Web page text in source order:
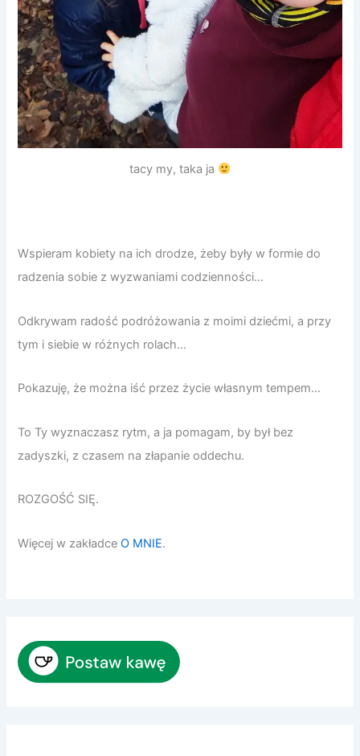
tacy my, taka ja
Wspieram kobiety na ich drodze, żeby były w formie do
radzenia sobie z wyzwaniami codzienności…
Odkrywam radość podróżowania z moimi dziećmi, a przy
tym i siebie w różnych rolach…
Pokazuję, że można iść przez życie własnym tempem…
To Ty wyznaczasz rytm, a ja pomagam, by był bez
zadyszki, z czasem na złapanie oddechu.
ROZGOŚĆ SIĘ.
Więcej w zakładceO MNIE.